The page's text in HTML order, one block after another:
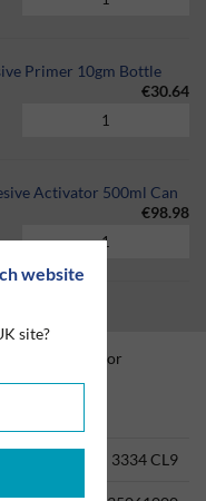
website
site?
Primer 10gm Bottle
€30.64
Activator 500ml Can
€98.98
suitable for
3334 CL9